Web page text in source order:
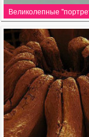
Великолепные